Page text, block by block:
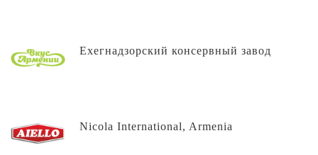
Ехегнадзорский консервный завод
Nicola International, Armenia